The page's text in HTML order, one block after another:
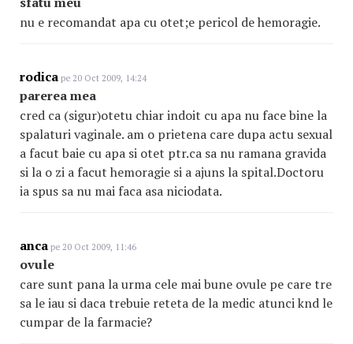
nu e recomandat apa cu otet;e pericol de hemoragie.
rodica pe 20 Oct 2009, 14:24
parerea mea
cred ca (sigur)otetu chiar indoit cu apa nu face bine la
spalaturi vaginale. am o prietena care dupa actu sexual
a facut baie cu apa si otet ptr.ca sa nu ramana gravida
si la o zi a facut hemoragie si a ajuns la spital.Doctoru
ia spus sa nu mai faca asa niciodata.
anca pe 20 Oct 2009, 11:46
ovule
care sunt pana la urma cele mai bune ovule pe care tre
sa le iau si daca trebuie reteta de la medic atunci knd le
cumpar de la farmacie?